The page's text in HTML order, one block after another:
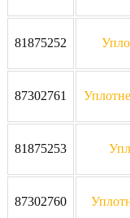
81875252
87302761
81875253
87302760